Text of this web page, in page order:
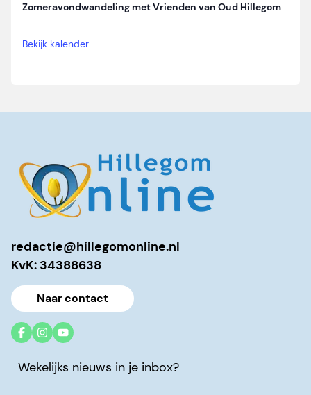
Zomeravondwandeling met Vrienden van Oud Hillegom
Bekijk kalender
redactie@hillegomonline.nl
KvK: 34388638
Naar contact
Wekelijks nieuws in je inbox?